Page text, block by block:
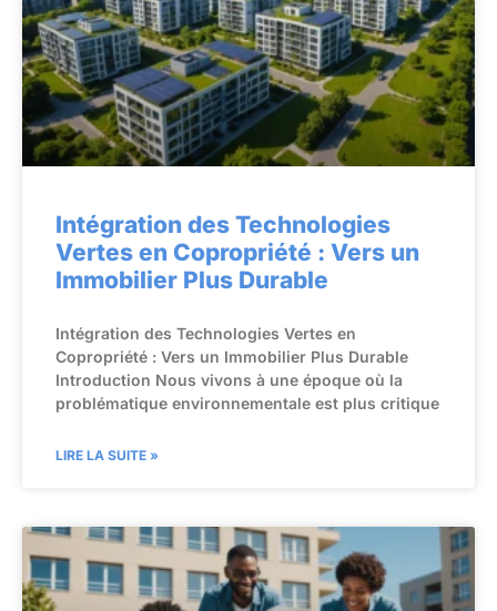
Intégration des Technologies
Vertes en Copropriété : Vers un
Immobilier Plus Durable
Intégration des Technologies Vertes en
Copropriété : Vers un Immobilier Plus Durable
Introduction Nous vivons à une époque où la
problématique environnementale est plus critique
LIRE LA SUITE »